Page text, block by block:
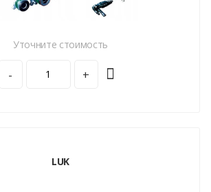
Уточните стоимость
- +
LUK